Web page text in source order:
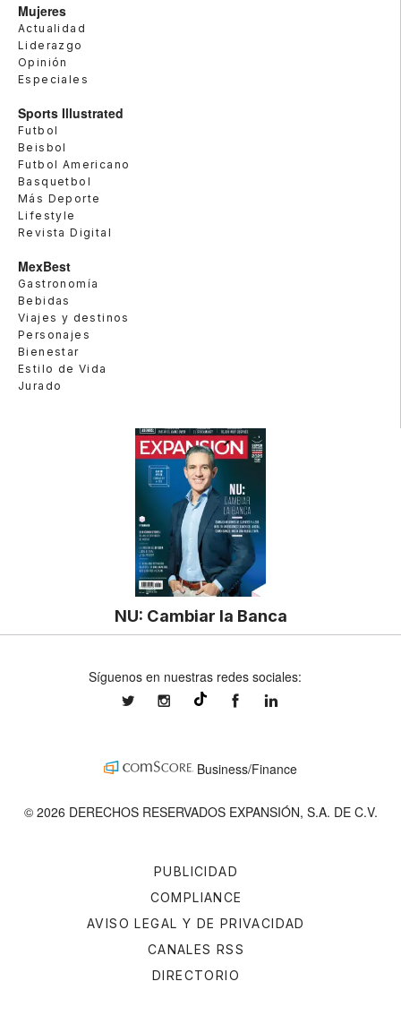
Mujeres
Actualidad
Liderazgo
Opinión
Especiales
Sports Illustrated
Futbol
Beisbol
Futbol Americano
Basquetbol
Más Deporte
Lifestyle
Revista Digital
MexBest
Gastronomía
Bebidas
Viajes y destinos
Personajes
Bienestar
Estilo de Vida
Jurado
NU: Cambiar la Banca
PUBLICIDAD
COMPLIANCE
AVISO LEGAL Y DE PRIVACIDAD
CANALES RSS
DIRECTORIO
Síguenos en nuestras redes sociales:
expansionmxexpansionmx ExpansionMex
Business/Finance
© 2026 DERECHOS RESERVADOS EXPANSIÓN, S.A. DE C.V.